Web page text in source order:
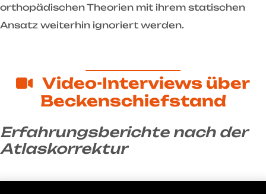
orthopädischen Theorien mit ihrem statischen
Ansatz weiterhin ignoriert werden.
Video-Interviews über
Beckenschiefstand
Erfahrungsberichte nach der
Atlaskorrektur